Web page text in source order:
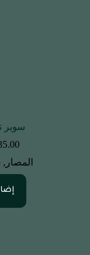
سوبر
المصار ,